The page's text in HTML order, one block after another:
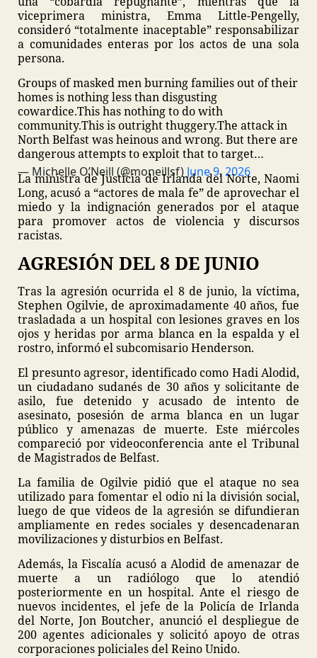
viceprimera ministra, Emma Little-Pengelly,
consideró “totalmente inaceptable” responsabilizar
a comunidades enteras por los actos de una sola
persona.
Groups of masked men burning families out of their
homes is nothing less than disgusting
cowardice.This has nothing to do with
community.This is outright thuggery.The attack in
North Belfast was heinous and wrong. But there are
dangerous attempts to exploit that to target…
— Michelle O’Neill (@moneillsf) June 9, 2026
La ministra de Justicia de Irlanda del Norte, Naomi
Long, acusó a “actores de mala fe” de aprovechar el
miedo y la indignación generados por el ataque
para promover actos de violencia y discursos
racistas.
AGRESIÓN DEL 8 DE JUNIO
Tras la agresión ocurrida el 8 de junio, la víctima,
Stephen Ogilvie, de aproximadamente 40 años, fue
trasladada a un hospital con lesiones graves en los
ojos y heridas por arma blanca en la espalda y el
rostro, informó el subcomisario Henderson.
El presunto agresor, identificado como Hadi Alodid,
un ciudadano sudanés de 30 años y solicitante de
asilo, fue detenido y acusado de intento de
asesinato, posesión de arma blanca en un lugar
público y amenazas de muerte. Este miércoles
compareció por videoconferencia ante el Tribunal
de Magistrados de Belfast.
La familia de Ogilvie pidió que el ataque no sea
utilizado para fomentar el odio ni la división social,
luego de que videos de la agresión se difundieran
ampliamente en redes sociales y desencadenaran
movilizaciones y disturbios en Belfast.
Además, la Fiscalía acusó a Alodid de amenazar de
muerte a un radiólogo que lo atendió
posteriormente en un hospital. Ante el riesgo de
nuevos incidentes, el jefe de la Policía de Irlanda
del Norte, Jon Boutcher, anunció el despliegue de
200 agentes adicionales y solicitó apoyo de otras
corporaciones policiales del Reino Unido.